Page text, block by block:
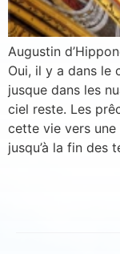
Augustin
Oui, il y a dans le
jusque dans les
ciel reste. Les
cette vie vers
jusqu’à la fin des
Si vous
veuillez
S'inscrire
Se